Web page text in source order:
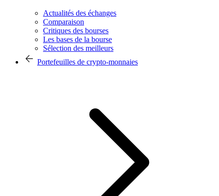
Actualités des échanges
Comparaison
Critiques des bourses
Les bases de la bourse
Sélection des meilleurs
Portefeuilles de crypto-monnaies